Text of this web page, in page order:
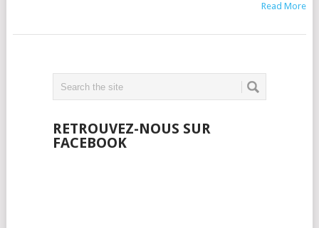
Read More
RETROUVEZ-NOUS SUR
FACEBOOK